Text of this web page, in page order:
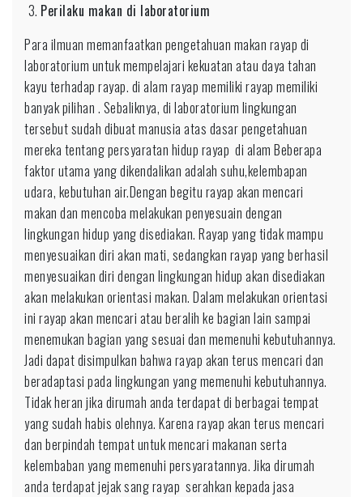
Perilaku makan di laboratorium
Para ilmuan memanfaatkan pengetahuan makan rayap di
laboratorium untuk mempelajari kekuatan atau daya tahan
kayu terhadap rayap. di alam rayap memiliki rayap memiliki
banyak pilihan . Sebaliknya, di laboratorium lingkungan
tersebut sudah dibuat manusia atas dasar pengetahuan
mereka tentang persyaratan hidup rayap di alam Beberapa
faktor utama yang dikendalikan adalah suhu,kelembapan
udara, kebutuhan air.Dengan begitu rayap akan mencari
makan dan mencoba melakukan penyesuain dengan
lingkungan hidup yang disediakan. Rayap yang tidak mampu
menyesuaikan diri akan mati, sedangkan rayap yang berhasil
menyesuaikan diri dengan lingkungan hidup akan disediakan
akan melakukan orientasi makan. Dalam melakukan orientasi
ini rayap akan mencari atau beralih ke bagian lain sampai
menemukan bagian yang sesuai dan memenuhi kebutuhannya.
Jadi dapat disimpulkan bahwa rayap akan terus mencari dan
beradaptasi pada lingkungan yang memenuhi kebutuhannya.
Tidak heran jika dirumah anda terdapat di berbagai tempat
yang sudah habis olehnya. Karena rayap akan terus mencari
dan berpindah tempat untuk mencari makanan serta
kelembaban yang memenuhi persyaratannya. Jika dirumah
anda terdapat jejak sang rayap serahkan kepada jasa